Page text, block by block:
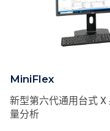
MiniFlex
新型第六代通用台式
量分析